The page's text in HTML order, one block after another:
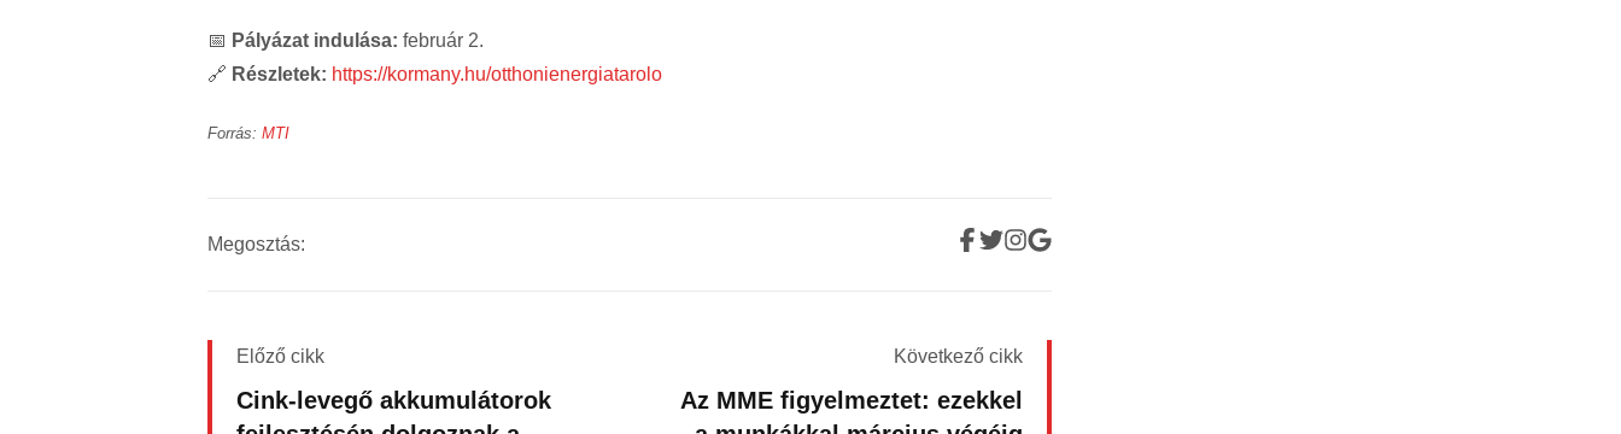
📅 Pályázat indulása: február 2.
🔗 Részletek: https://kormany.hu/otthonienergiatarolo
Forrás: MTI
Megosztás:
Előző cikk
Cink-levegő akkumulátorok
Következő cikk
Az MME figyelmeztet: ezekkel